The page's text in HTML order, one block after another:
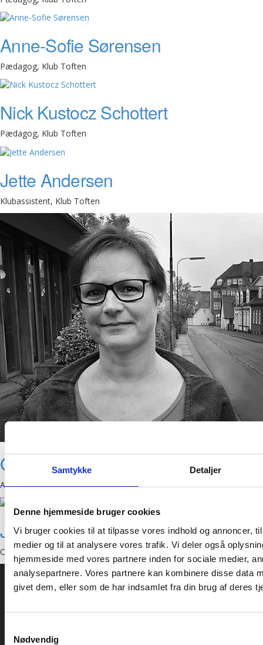
Samtykke Detaljer
Denne hjemmeside bruger cookies
Vi bruger cookies til at tilpasse vores indhold og annoncer,
medier og til at analysere vores trafik. Vi deler også
hjemmeside med vores partnere inden for sociale medier,
analysepartnere. Vores partnere kan kombinere disse data
givet dem, eller som de har indsamlet fra din brug af deres
Nødvendig
Anne-Sofie Sørensen
Pædagog, Klub Toften
Nick Kustocz Schottert
Pædagog, Klub Toften
Jette Andersen
Klubassistent, Klub Toften
Gitte Scharf Gaml
Afdelingsleder, Klub Toften
Jakob Vendelbo Kristensen
Områdeleder, Klubber